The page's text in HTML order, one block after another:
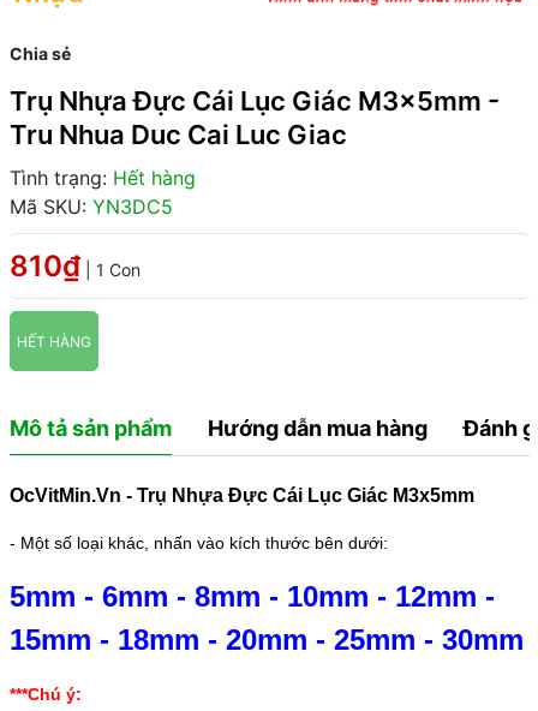
Chia sẻ
Trụ Nhựa Đực Cái Lục Giác M3x5mm -
Tru Nhua Duc Cai Luc Giac
Tình trạng: Hết hàng
Mã SKU: YN3DC5
810₫ | 1 Con
HẾT HÀNG
Mô tả sản phẩm Hướng dẫn mua hàng Đánh
OcVitMin.Vn - Trụ Nhựa Đực Cái Lục Giác M3x5mm
- Một số loại khác, nhấn vào kích thước bên dưới:
5mm - 6mm - 8mm - 10mm - 12mm -
15mm - 18mm - 20mm - 25mm - 30mm
***Chú ý: